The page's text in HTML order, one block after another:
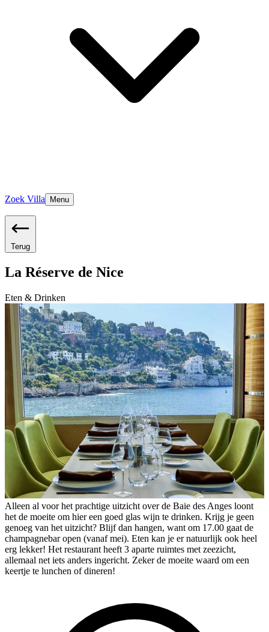
Zoek Villa Menu
Terug
La Réserve de Nice
Eten & Drinken
Alleen al voor het prachtige uitzicht over de Baie des Anges loont
het de moeite om hier een goed glas wijn te drinken. Krijg je geen
genoeg van het uitzicht? Blijf dan hangen, want om 17.00 gaat de
champagnebar open (vanaf mei). Eten kan je er natuurlijk ook heel
erg lekker! Het restaurant heeft 3 aparte ruimtes met zeezicht,
allemaal net iets anders ingericht. Zeker de moeite waard om een
keertje te lunchen of dineren!